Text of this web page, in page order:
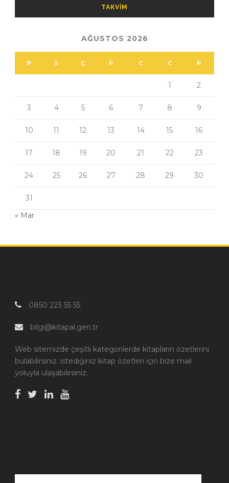
TAKVIM
AĞUSTOS 2026
P S Ç P C C P
1 2
3 4 5 6 7 8 9
10 11 12 13 14 15 16
17 18 19 20 21 22 23
24 25 26 27 28 29 30
31
« Mar
0850 223 55 55
bilgi@kitapal.gen.tr
Web sitemizde çeşitli kategorilerde kitapların özetlerini
bulabilirsiniz. istediğiniz kitap özetleri için bize mail
yoluyla ulaşabilirsiniz.